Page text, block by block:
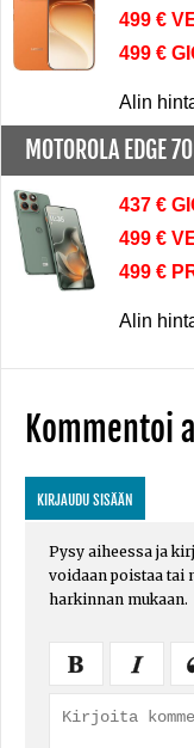
499 €
499 €
Alin
MOTOROLA EDGE
437 €
499 €
499 €
Alin
Kommentoi
KIRJAUDU SISÄÄN
Pysy aiheessa ja
voidaan poistaa tai
harkinnan mukaan.